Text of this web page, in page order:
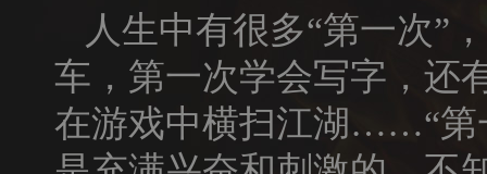
人生中有很多“第一次”
车，第一次学会写字，还
在游戏中横扫江湖……“第